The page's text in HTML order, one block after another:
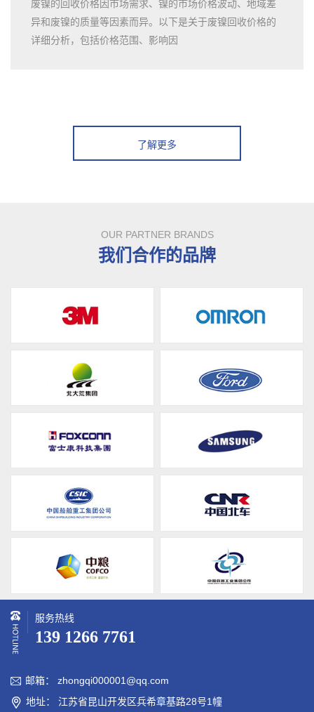
废镍的回收价格因市场需求、镍的市场价格波动、地域差
异和废镍的质量等因素而异。以下是关于废镍回收价格的
详细分析，包括价格范围、影响因
了解更多
OUR PARTNER BRANDS
我们合作的品牌
服务热线
139 1266 7761
 邮箱： zhongqi000001@qq.com
 地址： 江苏省昆山开发区兵希章基路28号1幢